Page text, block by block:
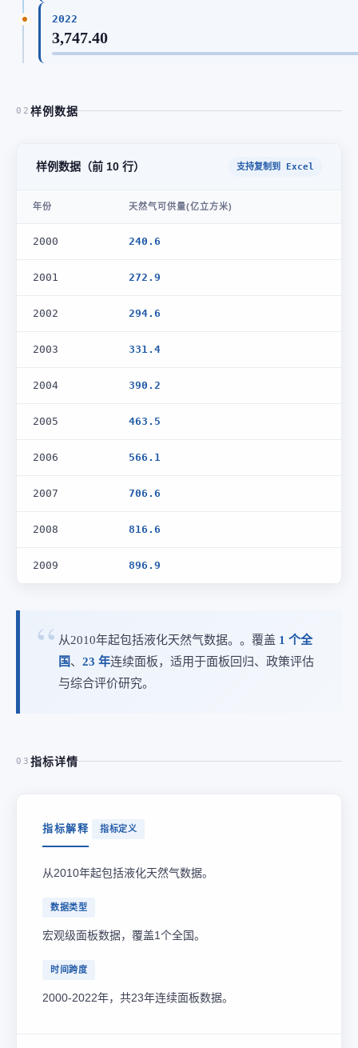
2022
3,747.40
02 样例数据
样例数据（前 10 行） 支持复制到 Excel
年份 天然气可供量(亿立方米)
2000 240.6
2001 272.9
2002 294.6
2003 331.4
2004 390.2
2005 463.5
2006 566.1
2007 706.6
2008 816.6
2009 896.9
从2010年起包括液化天然气数据。。覆盖 1 个全
国、 23 年连续面板，适用于面板回归、政策评估
与综合评价研究。
03 指标详情
指标解释 指标定义
从2010年起包括液化天然气数据。
数据类型
宏观级面板数据，覆盖1个全国。
时间跨度
2000-2022年，共23年连续面板数据。